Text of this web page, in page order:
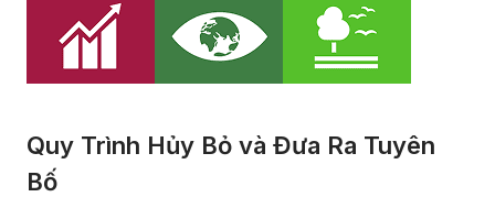
Quy Trình Hủy Bỏ và Đưa Ra Tuyên
Bố